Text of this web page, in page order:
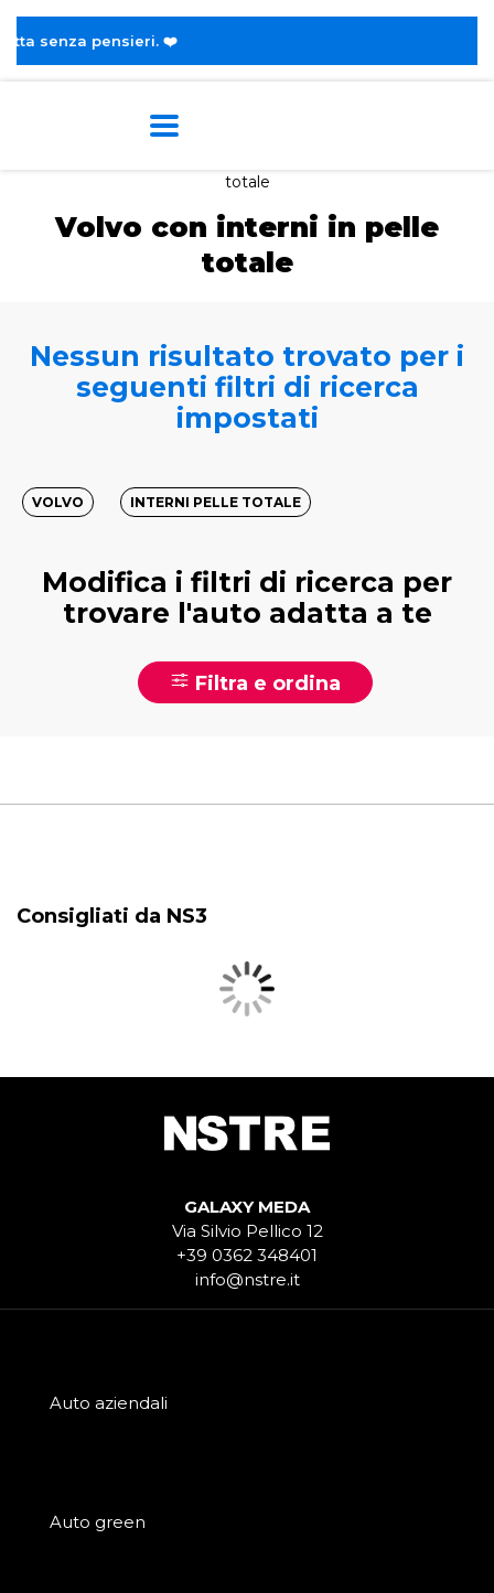
senza pensieri. ❤️
totale
Volvo con interni in pelle
totale
Nessun risultato trovato per i
seguenti filtri di ricerca
impostati
VOLVO INTERNI PELLE TOTALE
Modifica i filtri di ricerca per
trovare l'auto adatta a te
Filtra e ordina
Consigliati da NS3
GALAXY MEDA
Via Silvio Pellico 12
+39 0362 348401
info@nstre.it
Auto aziendali
Auto green